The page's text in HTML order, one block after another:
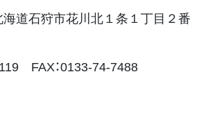
道石狩市花川北１条１丁目２番
FAX：0133-74-7488